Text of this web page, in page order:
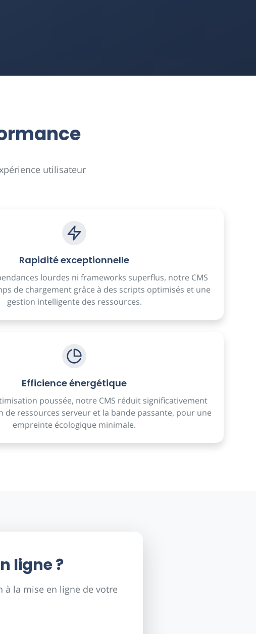
utilisateur
Rapidité exceptionnelle
lourdes ni frameworks superflus, notre CMS
de chargement grâce à des scripts optimisés et une
gestion intelligente des ressources.
Efficience énergétique
poussée, notre CMS réduit significativement
de ressources serveur et la bande passante, pour une
empreinte écologique minimale.
ligne ?
à la mise en ligne de votre